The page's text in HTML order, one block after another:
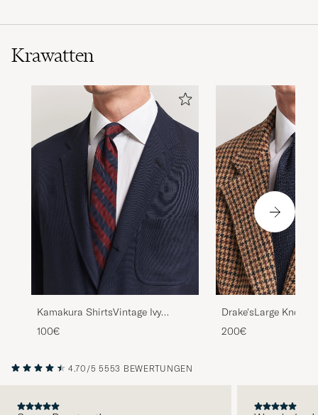
Krawatten
Kamakura ShirtsVintage Ivy
Regimental Stripe Silk
TieNavy/Burgundy
100€
Drake'sLarge Knot
Grenadine Silk
200€
4.70/5 5553 BEWERTUNGEN